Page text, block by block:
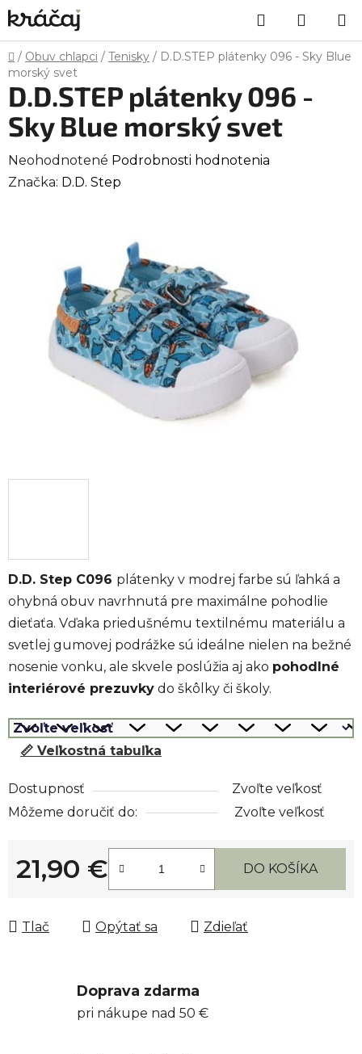
Prejsť
na
obsah
Hľadať
KOŠÍK
Domov
/ Obuv chlapci / Tenisky / D.D.STEP plátenky 096 - Sky Blue
morský svet
D.D. Step C096 plátenky v modrej farbe sú ľahká a
ohybná obuv navrhnutá pre maximálne pohodlie
dieťaťa. Vďaka priedušnému textilnému materiálu a
svetlej gumovej podrážke sú ideálne nielen na bežné
nosenie vonku, ale skvele poslúžia aj ako pohodlné
interiérové prezuvky do škôlky či školy.
📏 Veľkostná tabuľka
Dostupnosť
Zvoľte veľkosť
Môžeme doručiť do:
Zvoľte veľkosť
21,90 €
Jednotková cena:
DO KOŠÍKA
Tlač Opýtať sa Zdieľať
D.D.STEP plátenky 096 -
Sky Blue morský svet
Priemerné
hodnotenie
hviezdičiek.
Neohodnotené Podrobnosti hodnotenia
Značka: D.D. Step
Doprava zdarma
pri nákupe nad 50 €